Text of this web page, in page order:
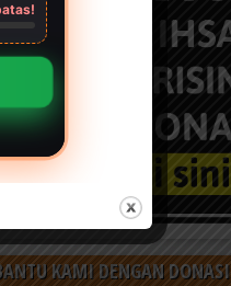
KAMI DENGAN DONASI